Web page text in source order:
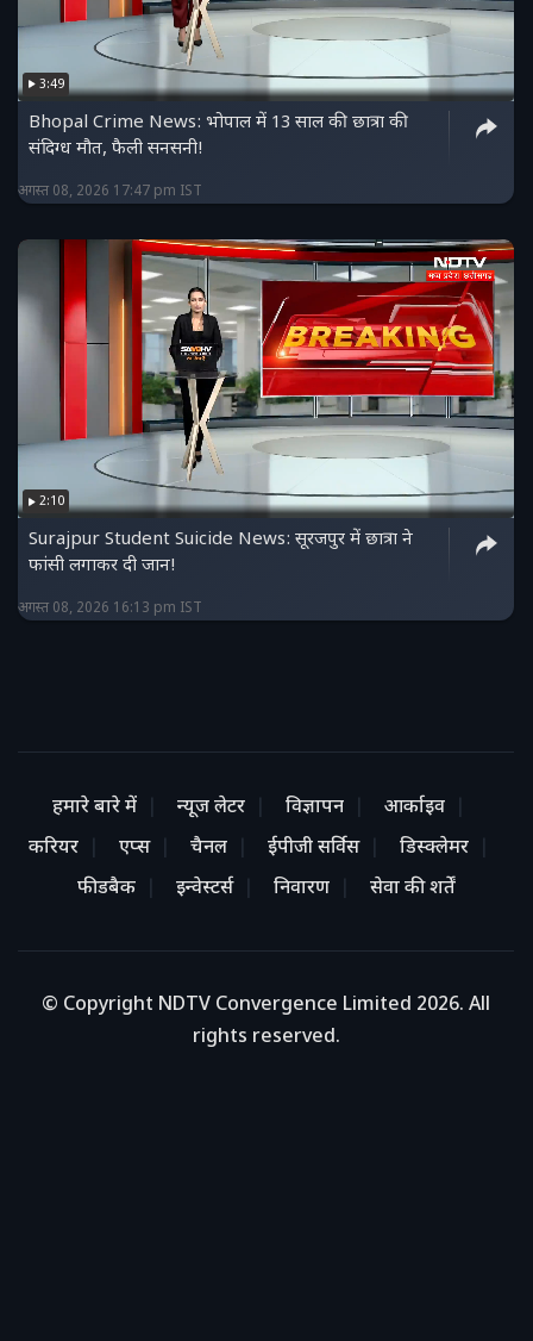
3:49
Bhopal Crime News: भोपाल में 13 साल की छात्रा की
संदिग्ध मौत, फैली सनसनी!
अगस्त 08, 2026 17:47 pm IST
2:10
Surajpur Student Suicide News: सूरजपुर में छात्रा ने
फांसी लगाकर दी जान!
अगस्त 08, 2026 16:13 pm IST
हमारे बारे में न्यूज लेटर विज्ञापन
आर्काइव
करियर
एप्स चैनल ईपीजी सर्विस
डिस्क्लेमर
फीडबैक
इन्वेस्टर्स निवारण सेवा की शर्तें
© Copyright NDTV Convergence Limited 2026. All
rights reserved.